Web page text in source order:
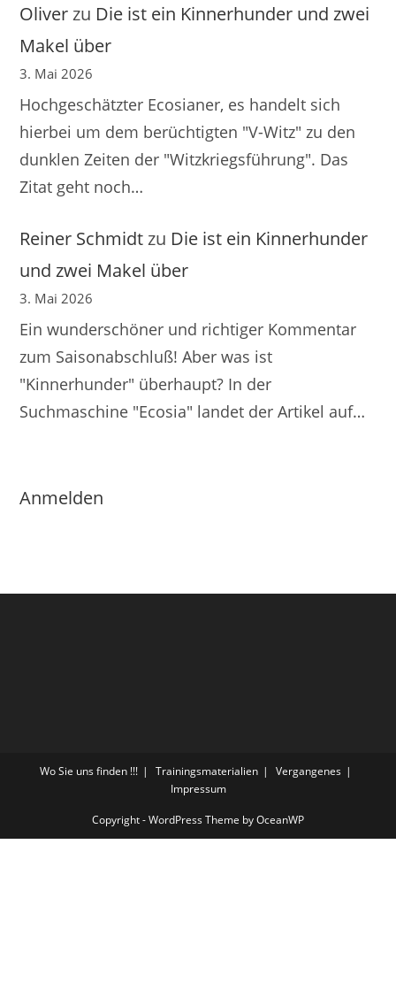
Oliverzu Die ist ein Kinnerhunder und zwei
Makel über
3. Mai 2026
Hochgeschätzter Ecosianer, es handelt sich
hierbei um dem berüchtigten "V-Witz" zu den
dunklen Zeiten der "Witzkriegsführung". Das
Zitat geht noch…
Reiner Schmidtzu Die ist ein Kinnerhunder
und zwei Makel über
3. Mai 2026
Ein wunderschöner und richtiger Kommentar
zum Saisonabschluß! Aber was ist
"Kinnerhunder" überhaupt? In der
Suchmaschine "Ecosia" landet der Artikel auf…
Anmelden
Wo Sie uns finden !!! Trainingsmaterialien
Vergangenes
Impressum
Copyright - WordPress Theme by OceanWP